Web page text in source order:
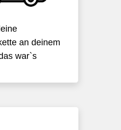
an deinem
war`s